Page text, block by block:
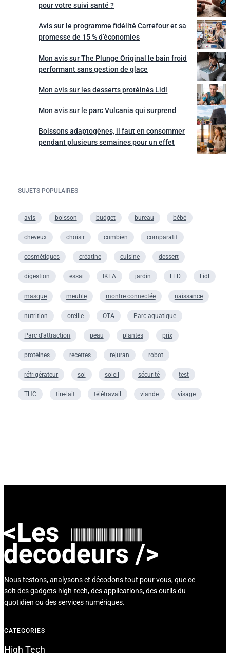
pour votre suivi santé ?
Avis sur le programme fidélité Carrefour et sa
promesse de 15 % d’économies
Mon avis sur The Plunge Original le bain froid
performant sans gestion de glace
Mon avis sur les desserts protéinés Lidl
Mon avis sur le parc Vulcania qui surprend
Boissons adaptogènes, il faut en consommer
pendant plusieurs semaines pour un effet
SUJETS POPULAIRES
avis boisson budget bureau bébé
cheveux choisir combien comparatif
cosmétiques créatine cuisine dessert
digestion essai IKEA jardin LED Lidl
masque meuble montre connectée naissance
nutrition oreille OTA Parc aquatique
Parc d'attraction peau plantes prix
protéines recettes rejuran robot
réfrigérateur sol soleil sécurité test
THC tire-lait télétravail viande visage
Nous testons, analysons et décodons tout pour vous, que ce
soit des gadgets high-tech, des applications, des outils du
quotidien ou des services numériques.
CATEGORIES
High Tech